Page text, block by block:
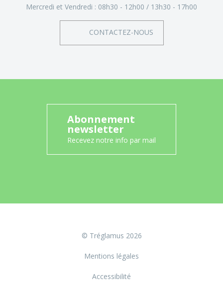
Mercredi et Vendredi : 08h30 - 12h00 13h30 - 17h00
CONTACTEZ-NOUS
Abonnement
newsletter
Recevez notre info par mail
© Tréglamus 2026
Mentions légales
Accessibilité